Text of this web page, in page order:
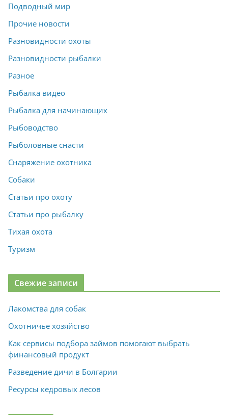
Подводный мир
Прочие новости
Разновидности охоты
Разновидности рыбалки
Разное
Рыбалка видео
Рыбалка для начинающих
Рыбоводство
Рыболовные снасти
Снаряжение охотника
Собаки
Статьи про охоту
Статьи про рыбалку
Тихая охота
Туризм
Свежие записи
Лакомства для собак
Охотничье хозяйство
Как сервисы подбора займов помогают выбрать
финансовый продукт
Разведение дичи в Болгарии
Ресурсы кедровых лесов